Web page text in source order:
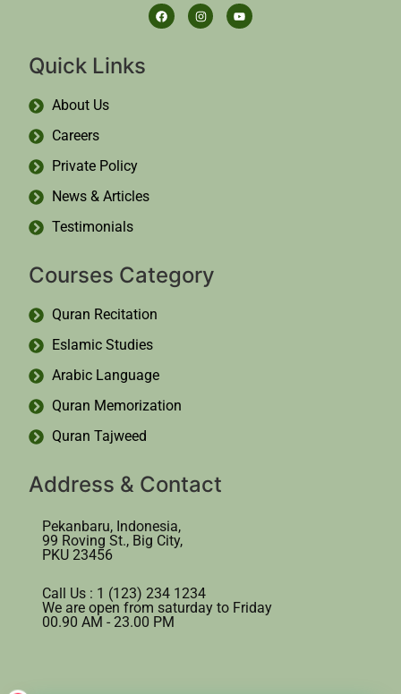
Quick Links
About Us
Careers
Private Policy
News & Articles
Testimonials
Courses Category
Quran Recitation
Eslamic Studies
Arabic Language
Quran Memorization
Quran Tajweed
Address & Contact
Pekanbaru, Indonesia,
99 Roving St., Big City,
PKU 23456
Call Us : 1 (123) 234 1234
We are open from saturday to Friday
00.90 AM - 23.00 PM